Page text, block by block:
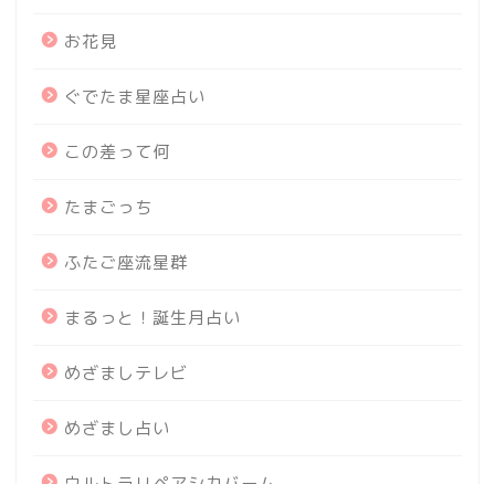
お花見
ぐでたま星座占い
この差って何
たまごっち
ふたご座流星群
まるっと！誕生月占い
めざましテレビ
めざまし占い